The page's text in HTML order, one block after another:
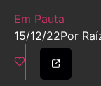
Em Pauta
15/12/22Por